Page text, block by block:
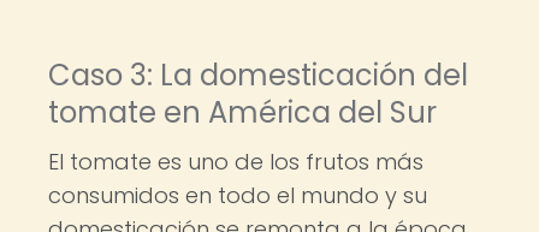
Caso 3: La domesticación del
tomate en América del Sur
El tomate es uno de los frutos más
consumidos en todo el mundo y su